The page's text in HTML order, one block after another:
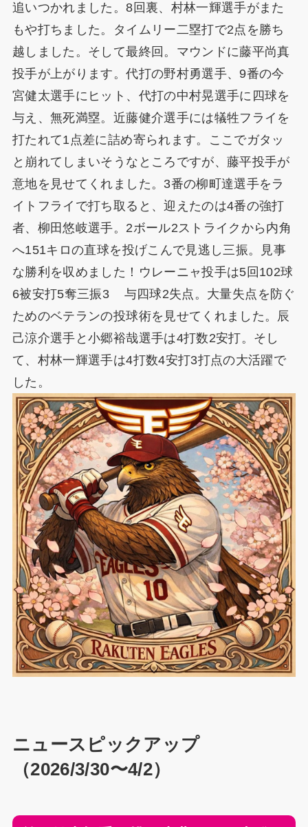
追いつかれました。8回裏、村林一輝選手がまた
もや打ちました。タイムリー二塁打で2点を勝ち
越しました。そして最終回。マウンドに藤平尚真
投手が上がります。代打の野村勇選手、9番の今
宮健太選手にヒット、代打の中村晃選手に四球を
与え、無死満塁。近藤健介選手には犠牲フライを
打たれて1点差に詰め寄られます。ここでガタッ
と崩れてしまいそうなところですが、藤平投手が
意地を見せてくれました。3番の柳町達選手をラ
イトフライで打ち取ると、迎えたのは4番の強打
者、柳田悠岐選手。2ボール2ストライクから内角
へ151キロの直球を投げこんで見逃し三振。見事
な勝利を収めました！ウレーニャ投手は5回102球
6被安打5奪三振3 与四球2失点。大量失点を防ぐ
ためのベテランの投球術を見せてくれました。辰
己涼介選手と小郷裕哉選手は4打数2安打。そし
て、村林一輝選手は4打数4安打3打点の大活躍で
した。
ニュースピックアップ
（2026/3/30〜4/2）